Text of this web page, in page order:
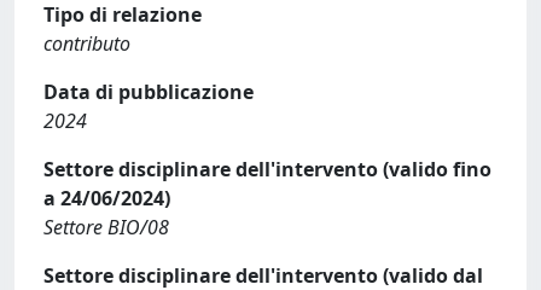
Tipo di relazione
contributo
Data di pubblicazione
2024
Settore disciplinare dell'intervento (valido fino
a 24/06/2024)
Settore BIO/08
Settore disciplinare dell'intervento (valido dal